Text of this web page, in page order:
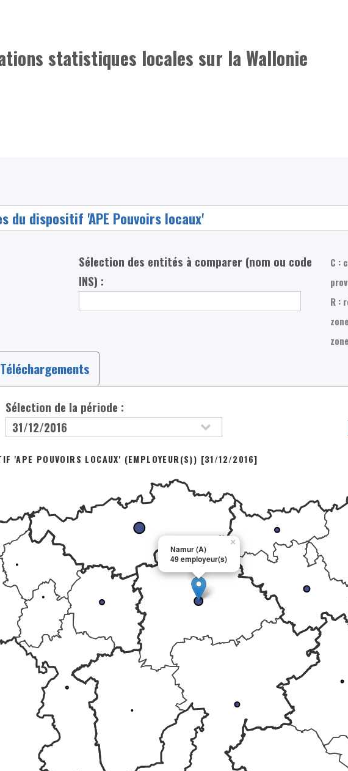
statistiques locales sur la Wallonie
Sélection des entités à comparer (nom ou code
INS) :
C :
R :
Téléchargements
Sélection de la période :
Namur (A)
49 employeur(s)
×
'APE POUVOIRS LOCAUX' (EMPLOYEUR(S)) [31/12/2016]